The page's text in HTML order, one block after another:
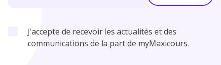
J’accepte de recevoir les actualités et des
communications de la part de myMaxicours.